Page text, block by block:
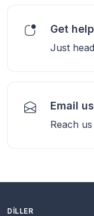
Get
Just
Email us
Reach
DILLER